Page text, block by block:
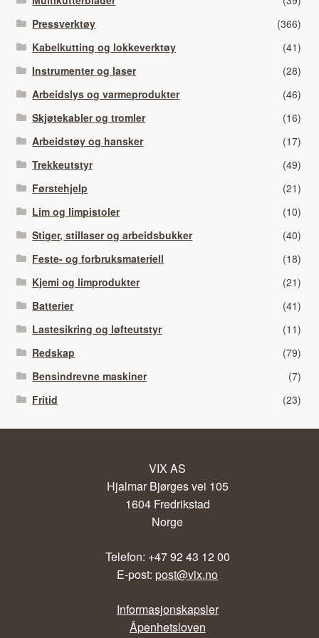
Pressverktøy
(366)
Kabelkutting og lokkeverktøy
(41)
Instrumenter og laser
(28)
Arbeidslys og varmeprodukter
(46)
Skjøtekabler og tromler
(16)
Arbeidstøy og hansker
(17)
Trekkeutstyr
(49)
Førstehjelp
(21)
Lim og limpistoler
(10)
Stiger, stillaser og arbeidsbukker
(40)
Feste- og forbruksmateriell
(18)
Kjemi og limprodukter
(21)
Batterier
(41)
Lastesikring og løfteutstyr
(11)
Redskap
(79)
Bensindrevne maskiner
(7)
Fritid
(23)
VIX AS
Hjalmar Bjørges vei 105
1604 Fredrikstad
Norge
Telefon: +47 92 43 12 00
E-post:post@vix.no
Informasjonskapsler
Åpenhetsloven